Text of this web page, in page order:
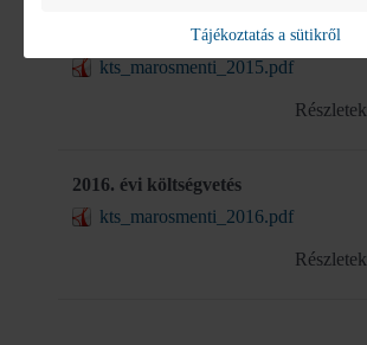
2015. évi költségvetés
kts_marosmenti_2015.pdf
Részletek
2016. évi költségvetés
kts_marosmenti_2016.pdf
Részletek
Tájékoztatás a sütikről